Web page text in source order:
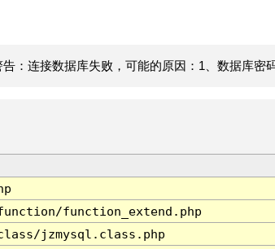
：连接数据库失败，可能的原因：1、数据库密
function_extend.php
jzmysql.class.php